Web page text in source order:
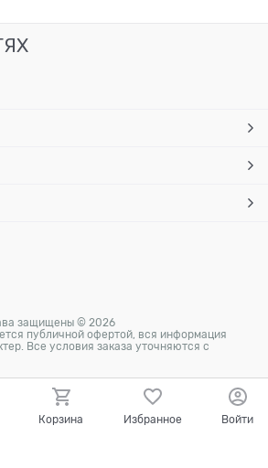
защищены © 2026
публичной офертой, вся информация
Все условия заказа уточняются с
Корзина Избранное Войти